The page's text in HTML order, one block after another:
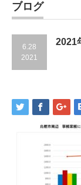
ブログ
6.28
2021
2021